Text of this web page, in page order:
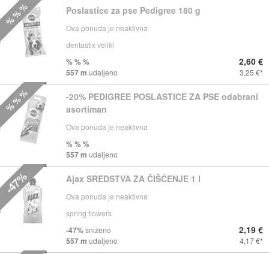
Poslastice za pse Pedigree 180 g
Ova ponuda je neaktivna
dentastix veliki
% % %
557 m udaljeno
2,60 €
3,25 €
% % %
-20% PEDIGREE POSLASTICE ZA PSE odabrani
asortiman
Ova ponuda je neaktivna
% % %
557 m udaljeno
% % %
Ajax SREDSTVA ZA ČIŠĆENJE 1 l
Ova ponuda je neaktivna
spring flowers
-47%sniženo
557 m udaljeno
2,19 €
4,17 €
-47%